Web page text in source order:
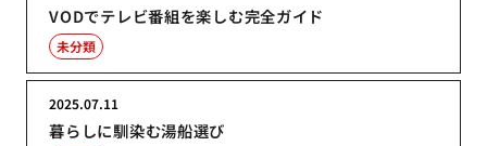
VODでテレビ番組を楽しむ完全ガイド
未分類
暮らしに馴染む湯船選び
2025.07.11